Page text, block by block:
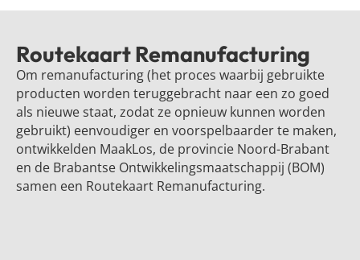
Routekaart Remanufacturing
Om remanufacturing (het proces waarbij gebruikte
producten worden teruggebracht naar een zo goed
als nieuwe staat, zodat ze opnieuw kunnen worden
gebruikt) eenvoudiger en voorspelbaarder te maken,
ontwikkelden MaakLos, de provincie Noord-Brabant
en de Brabantse Ontwikkelingsmaatschappij (BOM)
samen een Routekaart Remanufacturing.